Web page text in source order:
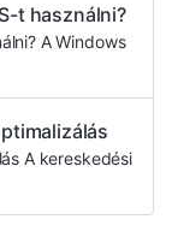
t használni?
A Windows
A kereskedési